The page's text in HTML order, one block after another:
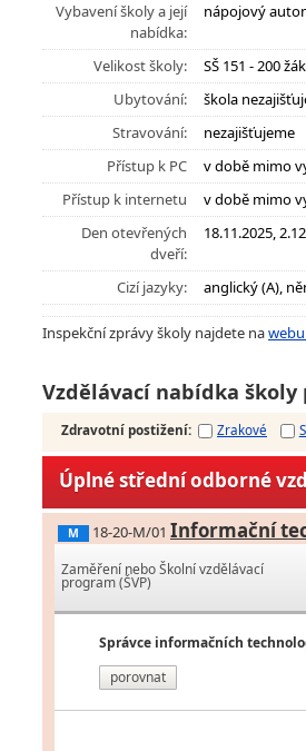
Vybavení školy a její
nabídka:
nápojový
Velikost školy:
SŠ 151 - 200
Ubytování:
škola
Stravování:
nezajišťujeme
Přístup k PC
v době mimo
Přístup k internetu
v době mimo
Den otevřených
dveří:
18.11.2025,
Cizí jazyky: anglický (A),
Inspekční zprávy školy najdete na
Vzdělávací nabídka školy
Zdravotní postižení: Zrakové
Úplné střední odborné
M 18-20-M/01 Informační
Zaměření nebo Školní vzdělávací
program (ŠVP)
Správce informačních
porovnat